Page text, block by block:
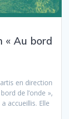
« Au bord
en direction
de l’onde »,
accueillis. Elle